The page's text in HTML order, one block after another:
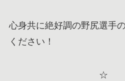
心身共に絶好調の野尻選手
ください！
☆